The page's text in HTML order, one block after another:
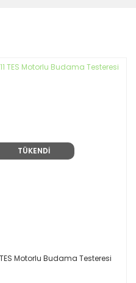
TÜKENDİ
TES Motorlu Budama Testeresi